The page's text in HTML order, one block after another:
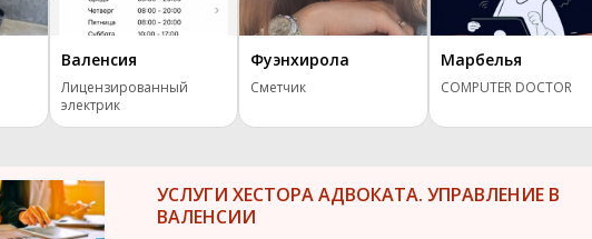
Валенсия
Лицензированный
электрик
Фуэнхирола
Сметчик
Марбелья
COMPUTER DOCTOR
УСЛУГИ ХЕСТОРА АДВОКАТА. УПРАВЛЕНИЕ В
ВАЛЕНСИИ